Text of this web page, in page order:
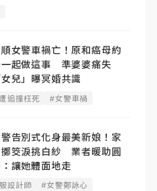
女警車禍亡！原和癌母約
起做這事 準婆婆痛失
女兒」曝冥婚共識
追撞枉死 #女警車禍
告別式化身最美新娘！家
擲筊淚挑白紗 業者暖助圓
讓她體面地走
設計師 #女警鄭詠心